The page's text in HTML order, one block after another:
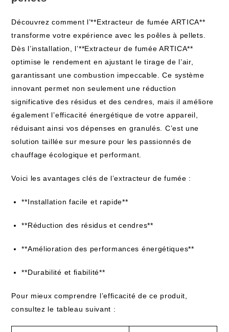
Découvrez comment l’**Extracteur de fumée ARTICA**
transforme votre expérience avec les poêles à pellets.
Dès l’installation, l’**Extracteur de fumée ARTICA**
optimise le rendement en ajustant le tirage de l’air,
garantissant une combustion impeccable. Ce système
innovant permet non seulement une réduction
significative des résidus et des cendres, mais il améliore
également l’efficacité énergétique de votre appareil,
réduisant ainsi vos dépenses en granulés. C’est une
solution taillée sur mesure pour les passionnés de
chauffage écologique et performant.
Voici les avantages clés de l’extracteur de fumée :
**Installation facile et rapide**
**Réduction des résidus et cendres**
**Amélioration des performances énergétiques**
**Durabilité et fiabilité**
Pour mieux comprendre l’efficacité de ce produit,
consultez le tableau suivant :